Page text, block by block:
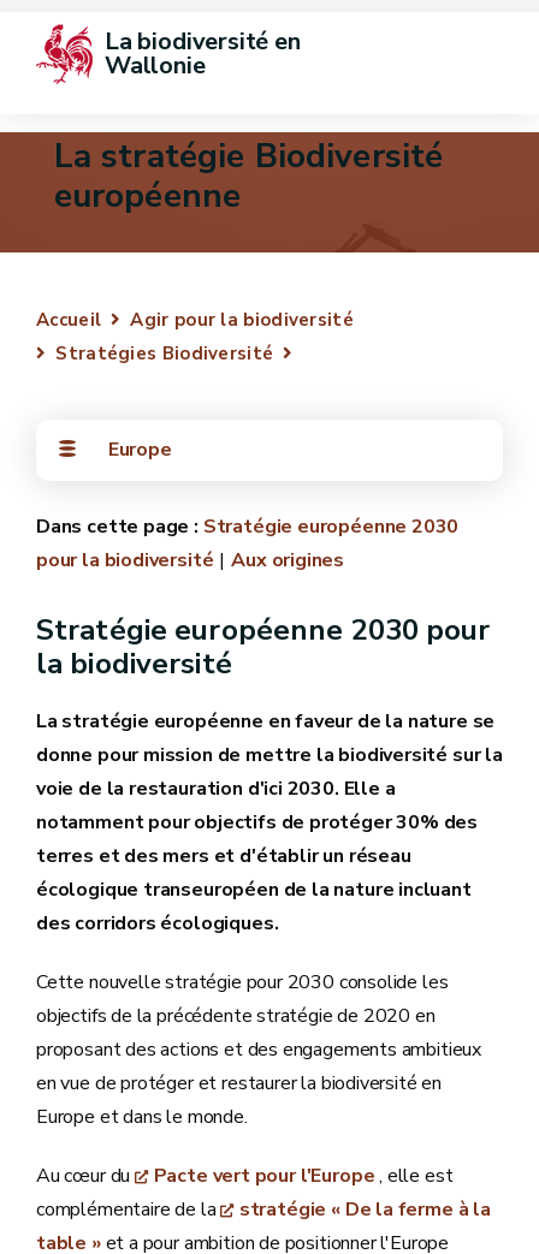
La biodiversité en
Wallonie
La stratégie Biodiversité
européenne
Accueil
Agir pour la biodiversité
Stratégies Biodiversité
Europe
Stratégie européenne 2030
pour la biodiversité
Aux origines
Stratégie européenne 2030 pour
la biodiversité
La stratégie européenne en faveur de la nature se
donne pour mission de mettre la biodiversité sur la
voie de la restauration d'ici 2030. Elle a
notamment pour objectifs de protéger 30% des
terres et des mers et d'établir un réseau
écologique transeuropéen de la nature incluant
des corridors écologiques.
Cette nouvelle stratégie pour 2030 consolide les
objectifs de la précédente stratégie de 2020 en
proposant des actions et des engagements ambitieux
en vue de protéger et restaurer la biodiversité en
Europe et dans le monde.
Au cœur du Pacte vert pour l'Europe, elle est
complémentaire de la
stratégie « De la ferme à la
table »et a pour ambition de positionner l'Europe